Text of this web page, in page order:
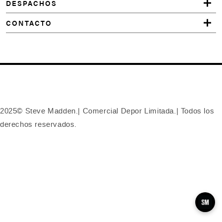
DESPACHOS
CONTACTO
2025© Steve Madden.| Comercial Depor Limitada.| Todos los
derechos reservados.